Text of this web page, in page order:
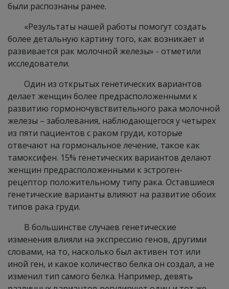
были распознаны ранее.
«Результаты нашей работы помогут создать
более детальную картину того, как возникает и
развивается рак молочной железы» - отметили
исследователи.
Один из открытых генетических вариантов
делает женщин более предрасположенными к
развитию гормоночувствительного рака молочной
железы – заболевания, наблюдающегося у четырех
из пяти пациентов с раком груди, которые
отвечают на гормональное лечение, такое как
тамоксифен. 15% генетических вариантов делают
женщин предрасположенными к эстроген-
рецептор положительному типу рака. Оставшиеся
генетические варианты влияют на развитие обоих
типов рака груди.
В большинстве случаев генетические
изменения влияли на экспрессию генов, другими
словами, на то, насколько был активен тот или
иной ген, и какое количество белка он создал, а не
изменил тип самого белка. Например, девять